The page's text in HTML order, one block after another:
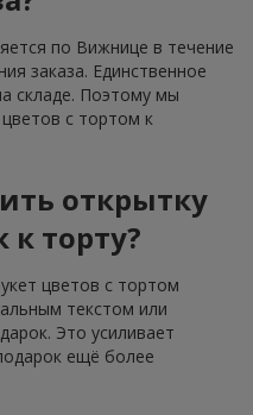
по Вижнице в течение
заказа. Единственное
складе. Поэтому мы
с тортом к
открытку
торту?
цветов с тортом
текстом или
Это усиливает
ещё более